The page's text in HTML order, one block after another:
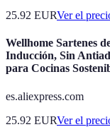
25.92 EURVer el
Wellhome Sartenes
Inducción, Sin
para Cocinas
es.aliexpress.com
25.92 EURVer el